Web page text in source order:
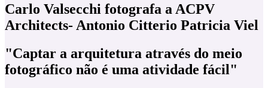
Carlo Valsecchi fotografa a ACPV
Architects- Antonio Citterio Patricia Viel
"Captar a arquitetura através do meio
fotográfico não é uma atividade fácil"